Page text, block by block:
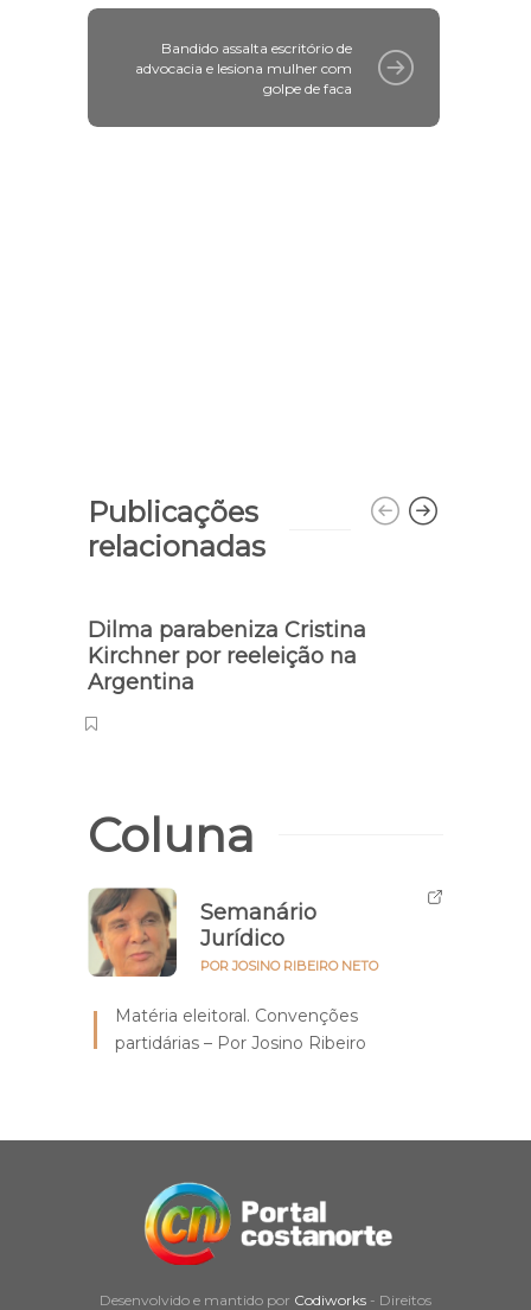
Bandido assalta escritório de
advocacia e lesiona mulher com
golpe de faca
Publicações
relacionadas
Dilma parabeniza Cristina
Kirchner por reeleição na
Argentina
Coluna
Semanário
Jurídico
POR JOSINO RIBEIRO NETO
Matéria eleitoral. Convenções
partidárias – Por Josino Ribeiro
Desenvolvido e mantido por Codiworks - Direitos